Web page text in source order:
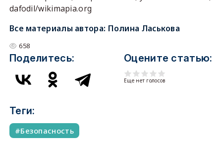
dafodil/wikimapia.org
Все материалы автора: Полина Ласькова
658
Поделитесь: Оцените статью:
Еще нет голосов
Теги:
Безопасность